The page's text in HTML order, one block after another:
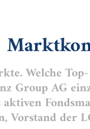
Welche
Group AG
Vorstand der